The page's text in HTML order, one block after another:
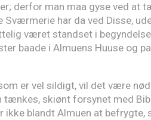
derfor man maa gyse ved at
Sværmerie har da ved Disse,
været standset i
baade i Almuens Huuse og
er vel sildigt, vil det være
tænkes, skiønt forsynet med
ikke blandt Almuen at